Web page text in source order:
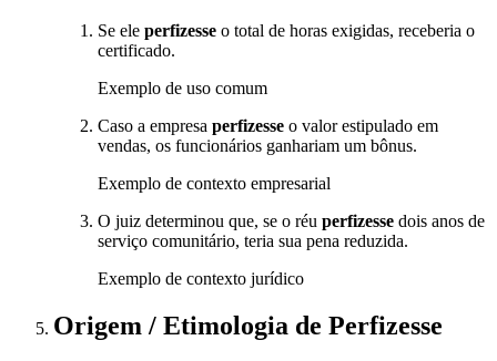
Se ele perfizesse o total de horas exigidas, receberia o
certificado.
Exemplo de uso comum
Caso a empresa perfizesse o valor estipulado em
vendas, os funcionários ganhariam um bônus.
Exemplo de contexto empresarial
O juiz determinou que, se o réu perfizesse dois anos de
serviço comunitário, teria sua pena reduzida.
Exemplo de contexto jurídico
Origem / Etimologia de Perfizesse